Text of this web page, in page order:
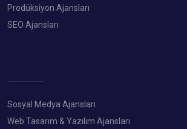
Prodüksiyon Ajansları
SEO Ajansları
Sosyal Medya Ajansları
Web Tasarım & Yazılım Ajansları